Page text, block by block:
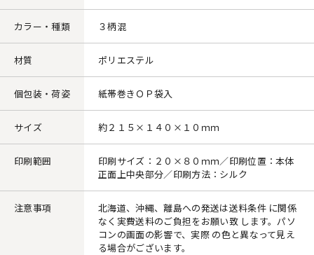
カラー・種類 ３柄混
材質 ポリエステル
個包装・荷姿 紙帯巻きＯＰ袋入
サイズ 約２１５×１４０×１０ｍｍ
印刷範囲
印刷サイズ：２０×８０ｍｍ／印刷位置：本体
正面上中央部分／印刷方法：シルク
注意事項
北海道、沖縄、離島への発送は送料条件 に関係
なく実費送料のご負担をお願い致 します。パソ
コンの画面の影響で、実際 の色と異なって見え
る場合がございます。